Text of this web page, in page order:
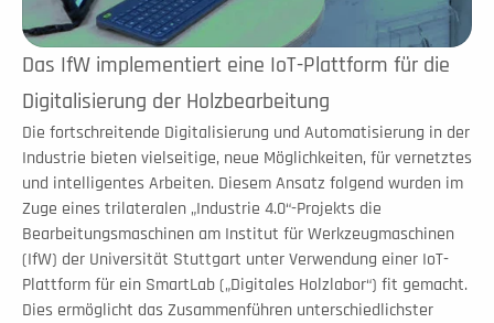
Das IfW implementiert eine IoT-Plattform für die
Digitalisierung der Holzbearbeitung
Die fortschreitende Digitalisierung und Automatisierung in der
Industrie bieten vielseitige, neue Möglichkeiten, für vernetztes
und intelligentes Arbeiten. Diesem Ansatz folgend wurden im
Zuge eines trilateralen „Industrie 4.0“-Projekts die
Bearbeitungsmaschinen am Institut für Werkzeugmaschinen
(IfW) der Universität Stuttgart unter Verwendung einer IoT-
Plattform für ein SmartLab („Digitales Holzlabor“) fit gemacht.
Dies ermöglicht das Zusammenführen unterschiedlichster